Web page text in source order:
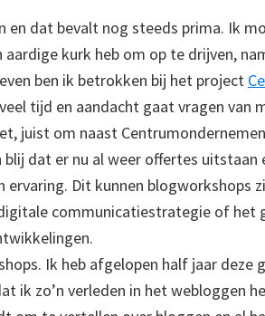
en dat bevalt nog steeds prima. Ik
kurk heb om op te drijven,
ben ik betrokken bij het project
tijd en aandacht gaat vragen van
juist om naast
dat er nu al weer offertes uitstaan
ervaring. Dit kunnen blogworkshops
communicatiestrategie of het
Ik heb afgelopen half jaar deze
ik zo’n verleden in het webloggen